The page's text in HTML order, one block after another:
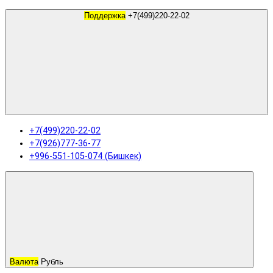
Поддержка +7(499)220-22-02
+7(499)220-22-02
+7(926)777-36-77
+996-551-105-074 (Бишкек)
Валюта Рубль